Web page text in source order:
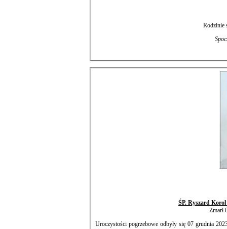
Rodzinie
ŚP. Ryszard Korol
Zmarł
Uroczystości pogrzebowe odbyły się 07 grudnia